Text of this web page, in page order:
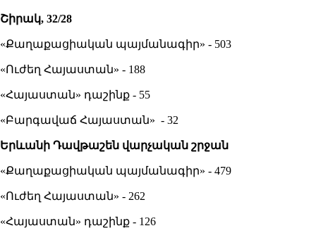
Շիրակ, 32/28
«Քաղաքացիական պայմանագիր» - 503
«Ուժեղ Հայաստան» - 188
«Հայաստան» դաշինք - 55
«Բարգավաճ Հայաստան» - 32
Երևանի Դավթաշեն վարչական շրջան
«Քաղաքացիական պայմանագիր» - 479
«Ուժեղ Հայաստան» - 262
«Հայաստան» դաշինք - 126